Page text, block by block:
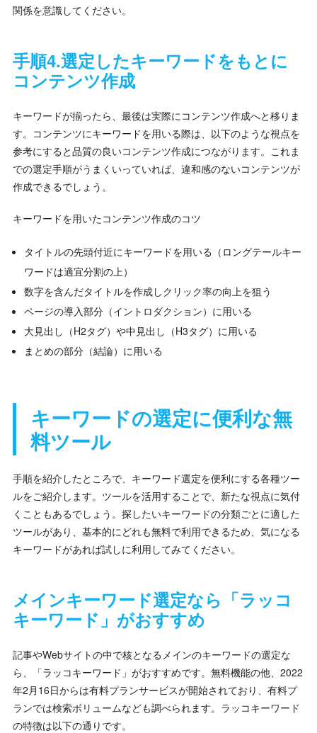
関係を意識してください。
手順4.選定したキーワードをもとに
コンテンツ作成
キーワードが揃ったら、最後は実際にコンテンツ作成へと移りま
す。コンテンツにキーワードを用いる際は、以下のような視点を
参考にすると品質の良いコンテンツ作成につながります。これま
での選定手順がうまくいっていれば、違和感のないコンテンツが
作成できるでしょう。
キーワードを用いたコンテンツ作成のコツ
タイトルの先頭付近にキーワードを用いる（ロングテールキー
ワードは適宜分割の上）
数字を含んだタイトルを作成しクリック率の向上を狙う
ページの導入部分（イントロダクション）に用いる
大見出し（H2タグ）や中見出し（H3タグ）に用いる
まとめの部分（結論）に用いる
キーワードの選定に便利な無
料ツール
手順を紹介したところで、キーワード選定を便利にする各種ツー
ルをご紹介します。ツールを活用することで、新たな視点に気付
くこともあるでしょう。探したいキーワードの分類ごとに適した
ツールがあり、基本的にどれも無料で利用できるため、気になる
キーワードがあれば試しに利用してみてください。
メインキーワード選定なら「ラッコ
キーワード」がおすすめ
記事やWebサイトの中で核となるメインのキーワードの選定な
ら、「ラッコキーワード」がおすすめです。無料機能の他、2022
年2月16日からは有料プランサービスが開始されており、有料プ
ランでは検索ボリュームなども調べられます。ラッコキーワード
の特徴は以下の通りです。